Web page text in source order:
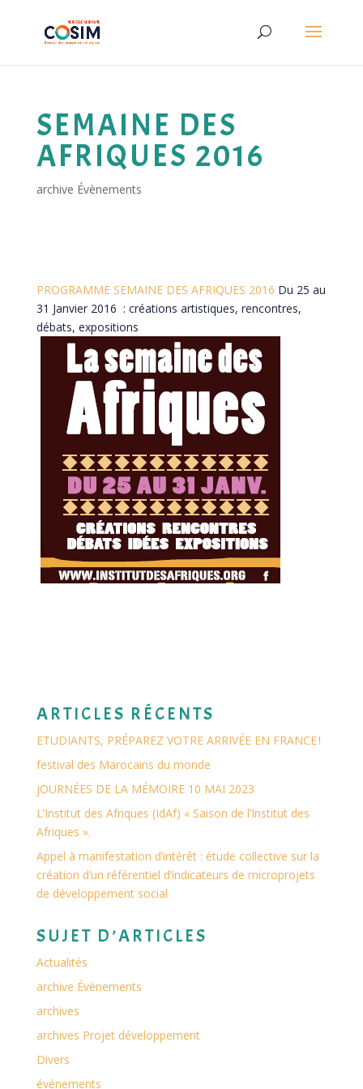
SEMAINE DES
AFRIQUES 2016
archive Évènements
PROGRAMME SEMAINE DES AFRIQUES 2016 Du 25 au
31 Janvier 2016 : créations artistiques, rencontres,
débats, expositions
ARTICLES RÉCENTS
ETUDIANTS, PRÉPAREZ VOTRE ARRIVÉE EN FRANCE !
festival des Marocains du monde
jOURNÉES DE LA MÉMOIRE 10 MAI 2023
L’Institut des Afriques (IdAf) « Saison de l’Institut des
Afriques ».
Appel à manifestation d’intérêt : étude collective sur la
création d’un référentiel d’indicateurs de microprojets
de développement social
SUJET D’ARTICLES
Actualités
archive Évènements
archives
archives Projet développement
Divers
événements